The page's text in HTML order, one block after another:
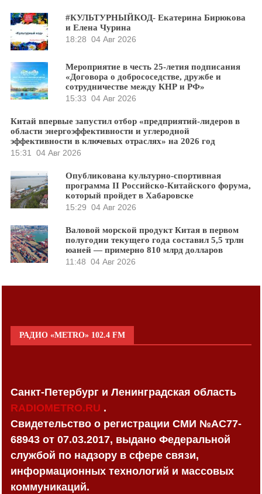
#КУЛЬТУРНЫЙКОД- Екатерина Бирюкова
и Елена Чурина
18:28 04 Авг 2026
Мероприятие в честь 25-летия подписания
«Договора о добрососедстве, дружбе и
сотрудничестве между КНР и РФ»
15:33 04 Авг 2026
Китай впервые запустил отбор «предприятий-лидеров в
области энергоэффективности и углеродной
эффективности в ключевых отраслях» на 2026 год
15:31 04 Авг 2026
Опубликована культурно-спортивная
программа II Российско-Китайского форума,
который пройдет в Хабаровске
15:29 04 Авг 2026
Валовой морской продукт Китая в первом
полугодии текущего года составил 5,5 трлн
юаней — примерно 810 млрд долларов
11:48 04 Авг 2026
РАДИО «METRO» 102.4 FM
Санкт-Петербург и Ленинградская область
RADIOMETRO.RU .
Свидетельство о регистрации СМИ №AC77-
68943 от 07.03.2017, выдано Федеральной
службой по надзору в сфере связи,
информационных технологий и массовых
коммуникаций.